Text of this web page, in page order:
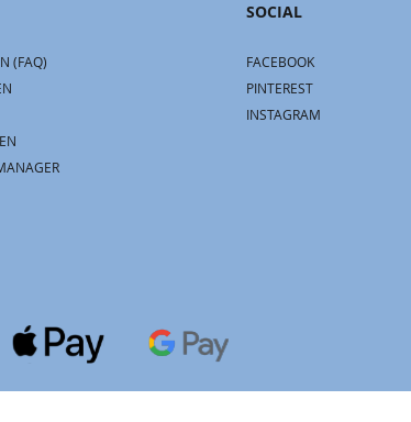
(FAQ)
SOCIAL
FACEBOOK
PINTEREST
INSTAGRAM